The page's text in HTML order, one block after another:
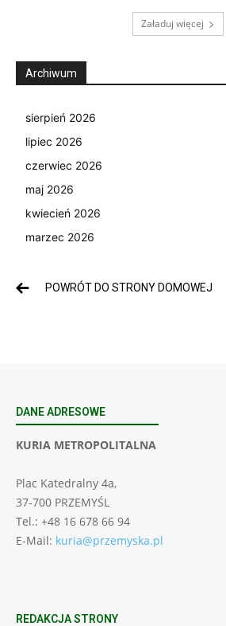
Załaduj więcej
Archiwum
sierpień 2026
lipiec 2026
czerwiec 2026
maj 2026
kwiecień 2026
marzec 2026
POWRÓT DO STRONY DOMOWEJ
DANE ADRESOWE
KURIA METROPOLITALNA
Plac Katedralny 4a,
37-700 PRZEMYŚL
Tel.: +48 16 678 66 94
E-Mail: kuria@przemyska.pl
REDAKCJA STRONY